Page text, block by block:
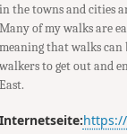
in the towns and cities
Many of my walks are
meaning that walks can
walkers to get out and
East.
Internetseite: